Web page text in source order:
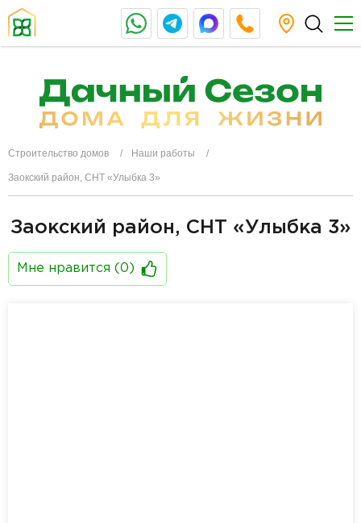
Строительство домов Наши работы
Заокский район, СНТ «Улыбка 3»
Заокский район, СНТ «Улыбка 3»
Мне нравится ( 0 )